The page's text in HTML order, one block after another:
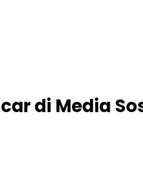
di Media